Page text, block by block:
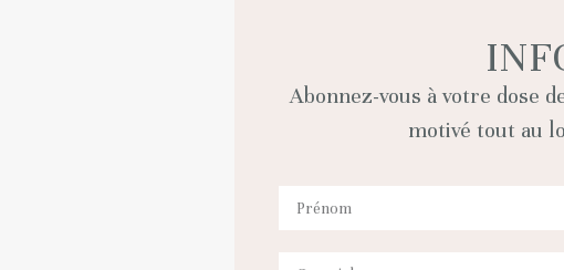
Abonnez-vous à votre dose
motivé tout au